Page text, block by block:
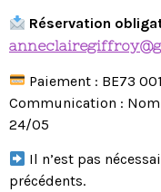
Réservation
Paiement : BE73
Communication :
24/05
Il n’est pas
précédents.